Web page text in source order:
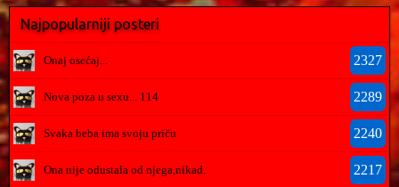
Najpopularniji posteri
Onaj osećaj... 2327
Nova poza u sexu... 114 2289
Svaka beba ima svoju priču 2240
Ona nije odustala od njega,nikad. 2217